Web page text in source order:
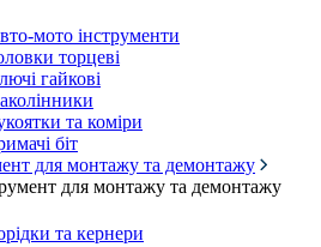
мото інструменти
торцеві
гайкові
та коміри
біт
для монтажу та демонтажу
для монтажу та демонтажу
та кернери